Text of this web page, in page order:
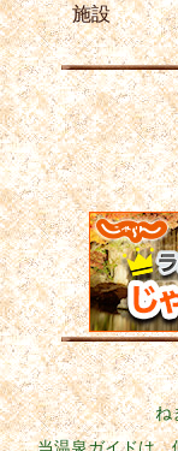
施設
ね
当温泉ガイドは